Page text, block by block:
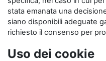
stata emanata una
siano disponibili adeguate
richiesto il consenso per
Uso dei cookie